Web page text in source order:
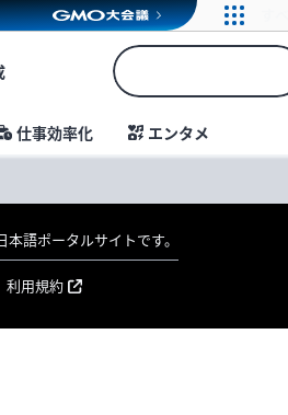
仕事効率化 エンタメ
語ポータルサイトです。
利用規約